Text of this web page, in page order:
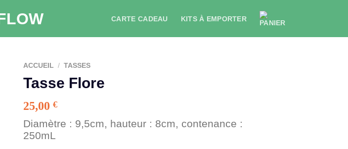
CARTE CADEAU KITS À EMPORTER
ACCUEIL / TASSES
Tasse Flore
25,00 €
Diamètre : 9,5cm, hauteur : 8cm, contenance :
250mL